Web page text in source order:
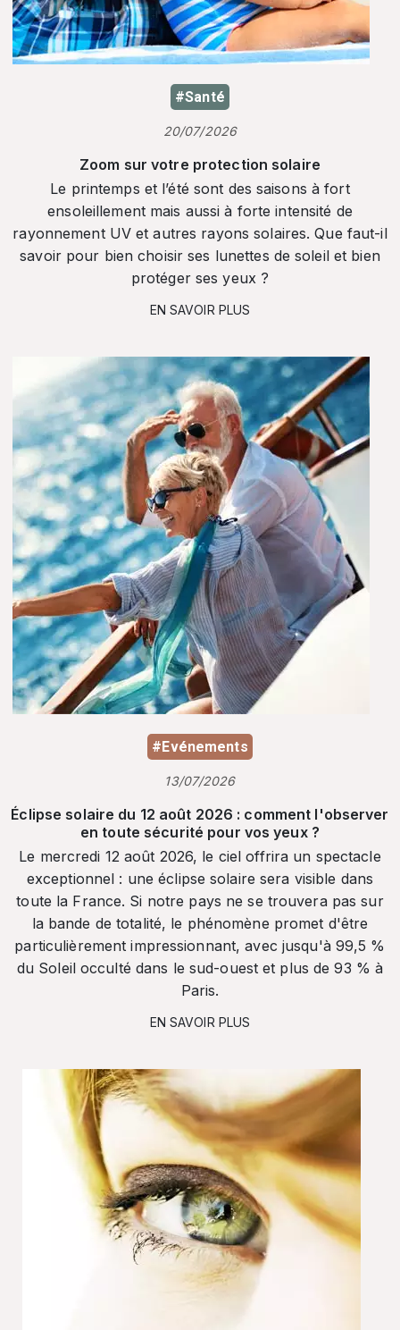
#Santé
20/07/2026
Zoom sur votre protection solaire
Le printemps et l’été sont des saisons à fort
ensoleillement mais aussi à forte intensité de
rayonnement UV et autres rayons solaires. Que faut-il
savoir pour bien choisir ses lunettes de soleil et bien
protéger ses yeux ?
EN SAVOIR PLUS
#Evénements
13/07/2026
Éclipse solaire du 12 août 2026 : comment l'observer
en toute sécurité pour vos yeux ?
Le mercredi 12 août 2026, le ciel offrira un spectacle
exceptionnel : une éclipse solaire sera visible dans
toute la France. Si notre pays ne se trouvera pas sur
la bande de totalité, le phénomène promet d'être
particulièrement impressionnant, avec jusqu'à 99,5 %
du Soleil occulté dans le sud-ouest et plus de 93 % à
Paris.
EN SAVOIR PLUS